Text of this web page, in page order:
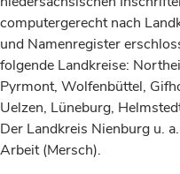
computergerecht nach
und Namenregister
folgende Landkreise:
Pyrmont, Wolfenbüttel,
Uelzen, Lüneburg,
Der Landkreis Nienburg u.
Arbeit (Mersch).